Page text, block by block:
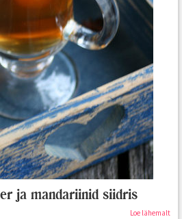
ja mandariinid siidris
Loe lähemalt